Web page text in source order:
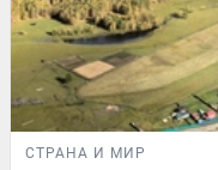
СТРАНА И МИР